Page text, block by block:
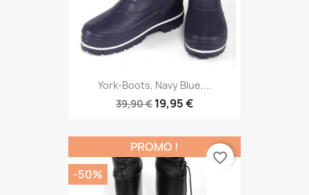
York-Boots, Navy Blue,...
39,90 € 19,95 €
PROMO !
-50%
favorite_border